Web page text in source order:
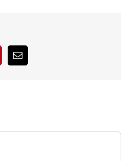
PinterestCorreo
electrónico